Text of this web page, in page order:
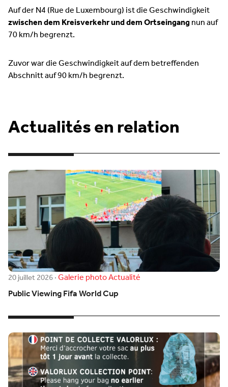
Auf der N4 (Rue de Luxembourg) ist die Geschwindigkeit
zwischen dem Kreisverkehr und dem Ortseingangnun auf
70 km/h begrenzt.
Zuvor war die Geschwindigkeit auf dem betreffenden
Abschnitt auf 90 km/h begrenzt.
Actualités en relation
20 juillet 2026·Galerie photoActualité
Public Viewing Fifa World Cup